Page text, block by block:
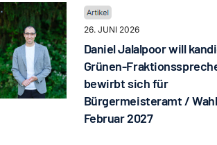
26. JUNI 2026
Daniel Jalalpoor will
Grünen-
bewirbt sich für
Bürgermeisteramt /
Februar 2027